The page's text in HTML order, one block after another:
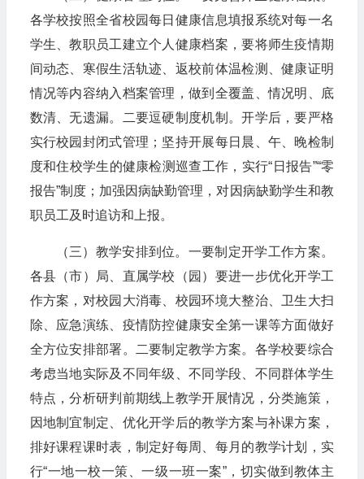
各学校按照全省校园每日健康信息填报系统对每一名
学生、教职员工建立个人健康档案，要将师生疫情期
间动态、寒假生活轨迹、返校前体温检测、健康证明
情况等内容纳入档案管理，做到全覆盖、情况明、底
数清、无遗漏。二要逗硬制度机制。开学后，要严格
实行校园封闭式管理；坚持开展每日晨、午、晚检制
度和住校学生的健康检测巡查工作，实行“日报告”“零
报告”制度；加强因病缺勤管理，对因病缺勤学生和教
职员工及时追访和上报。
（三）教学安排到位。一要制定开学工作方案。
各县（市）局、直属学校（园）要进一步优化开学工
作方案，对校园大消毒、校园环境大整治、卫生大扫
除、应急演练、疫情防控健康安全第一课等方面做好
全方位安排部署。二要制定教学方案。各学校要综合
考虑当地实际及不同年级、不同学段、不同群体学生
特点，分析研判前期线上教学开展情况，分类施策，
因地制宜制定、优化开学后的教学方案与补课方案，
排好课程课时表，制定好每周、每月的教学计划，实
行“一地一校一策、一级一班一案”，切实做到教体主